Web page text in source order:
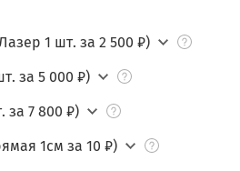
1 шт. за 2 500 ₽)
за 5 000 ₽)
за 7 800 ₽)
1см за 10 ₽)